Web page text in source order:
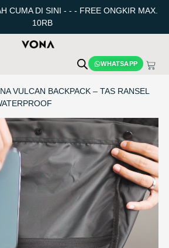
CUMA DI SINI - - - FREE ONGKIR MAX.
10RB
WHATSAPP
VULCAN BACKPACK – TAS RANSEL